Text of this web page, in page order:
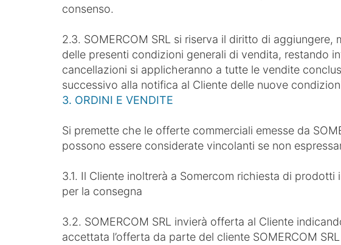
consenso.
2.3. SOMERCOM SRL si riserva il diritto di
delle presenti condizioni generali di vendita, restando
cancellazioni si applicheranno a tutte le vendite
successivo alla notifica al Cliente delle nuove
3. ORDINI E VENDITE
Si premette che le offerte commerciali emesse da
possono essere considerate vincolanti se non
3.1. Il Cliente inoltrerà a Somercom richiesta di
per la consegna
3.2. SOMERCOM SRL invierà offerta al Cliente
accettata l’offerta da parte del cliente SOMERCOM